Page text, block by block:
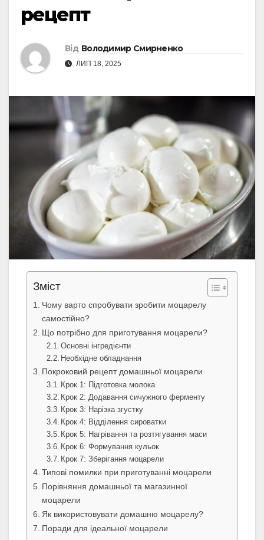
рецепт
Від Володимир Смирненко
ЛИП 18, 2025
Зміст
Чому варто спробувати зробити моцарелу
самостійно?
Що потрібно для приготування моцарели?
Основні інгредієнти
Необхідне обладнання
Покроковий рецепт домашньої моцарели
Крок 1: Підготовка молока
Крок 2: Додавання сичужного ферменту
Крок 3: Нарізка згустку
Крок 4: Відділення сироватки
Крок 5: Нагрівання та розтягування маси
Крок 6: Формування кульок
Крок 7: Зберігання моцарели
Типові помилки при приготуванні моцарели
Порівняння домашньої та магазинної
моцарели
Як використовувати домашню моцарелу?
Поради для ідеальної моцарели